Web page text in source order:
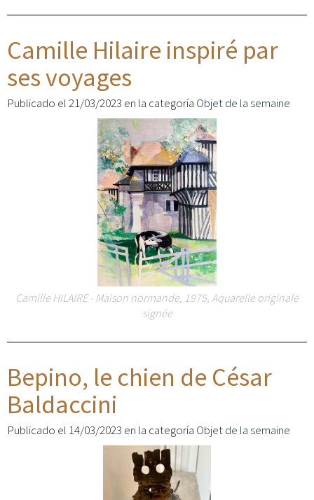
Camille Hilaire inspiré par
ses voyages
Publicado el 21/03/2023 en la categoría Objet de la semaine
Camille HILAIRE - Maison normande, 1975, Aquarelle originale
signée
Bepino, le chien de César
Baldaccini
Publicado el 14/03/2023 en la categoría Objet de la semaine